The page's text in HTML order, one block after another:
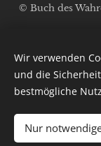
© Buch des
Bild-Nachweis:
Wir verwenden
und die
bestmögliche
Nur